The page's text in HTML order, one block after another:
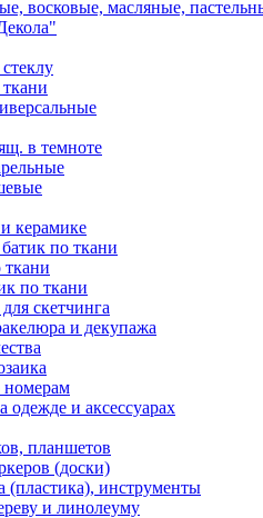
восковые, масляные,
в темноте
керамике
по ткани
по ткани
скетчинга
и декупажа
одежде и аксессуарах
планшетов
(доски)
(пластика), инструменты
и линолеуму